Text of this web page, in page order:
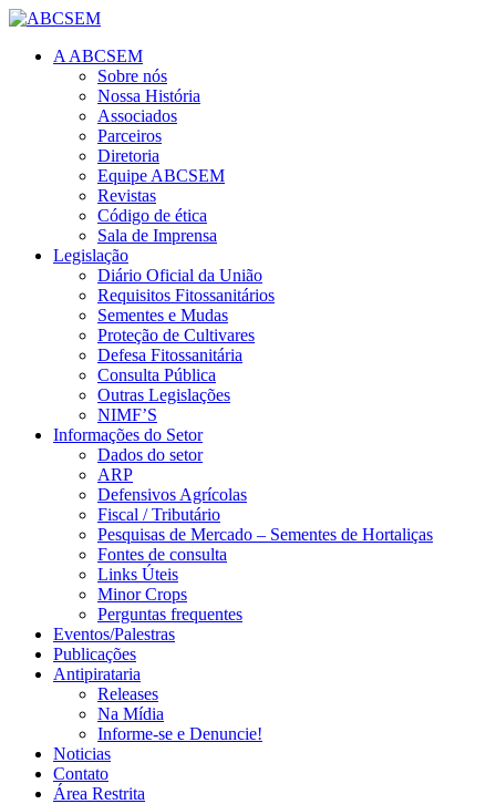
A ABCSEM
Sobre nós
Nossa História
Associados
Parceiros
Diretoria
Equipe ABCSEM
Revistas
Código de ética
Sala de Imprensa
Legislação
Diário Oficial da União
Requisitos Fitossanitários
Sementes e Mudas
Proteção de Cultivares
Defesa Fitossanitária
Consulta Pública
Outras Legislações
NIMF’S
Informações do Setor
Dados do setor
ARP
Defensivos Agrícolas
Fiscal / Tributário
Pesquisas de Mercado – Sementes de Hortaliças
Fontes de consulta
Links Úteis
Minor Crops
Perguntas frequentes
Eventos/Palestras
Publicações
Antipirataria
Releases
Na Mídia
Informe-se e Denuncie!
Noticias
Contato
Área Restrita